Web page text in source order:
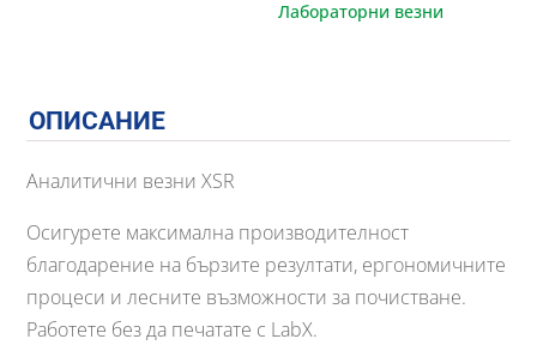
Лабораторни везни
ОПИСАНИЕ
Аналитични везни XSR
Осигурете максимална производителност
благодарение на бързите резултати, ергономичните
процеси и лесните възможности за почистване.
Работете без да печатате с LabX.